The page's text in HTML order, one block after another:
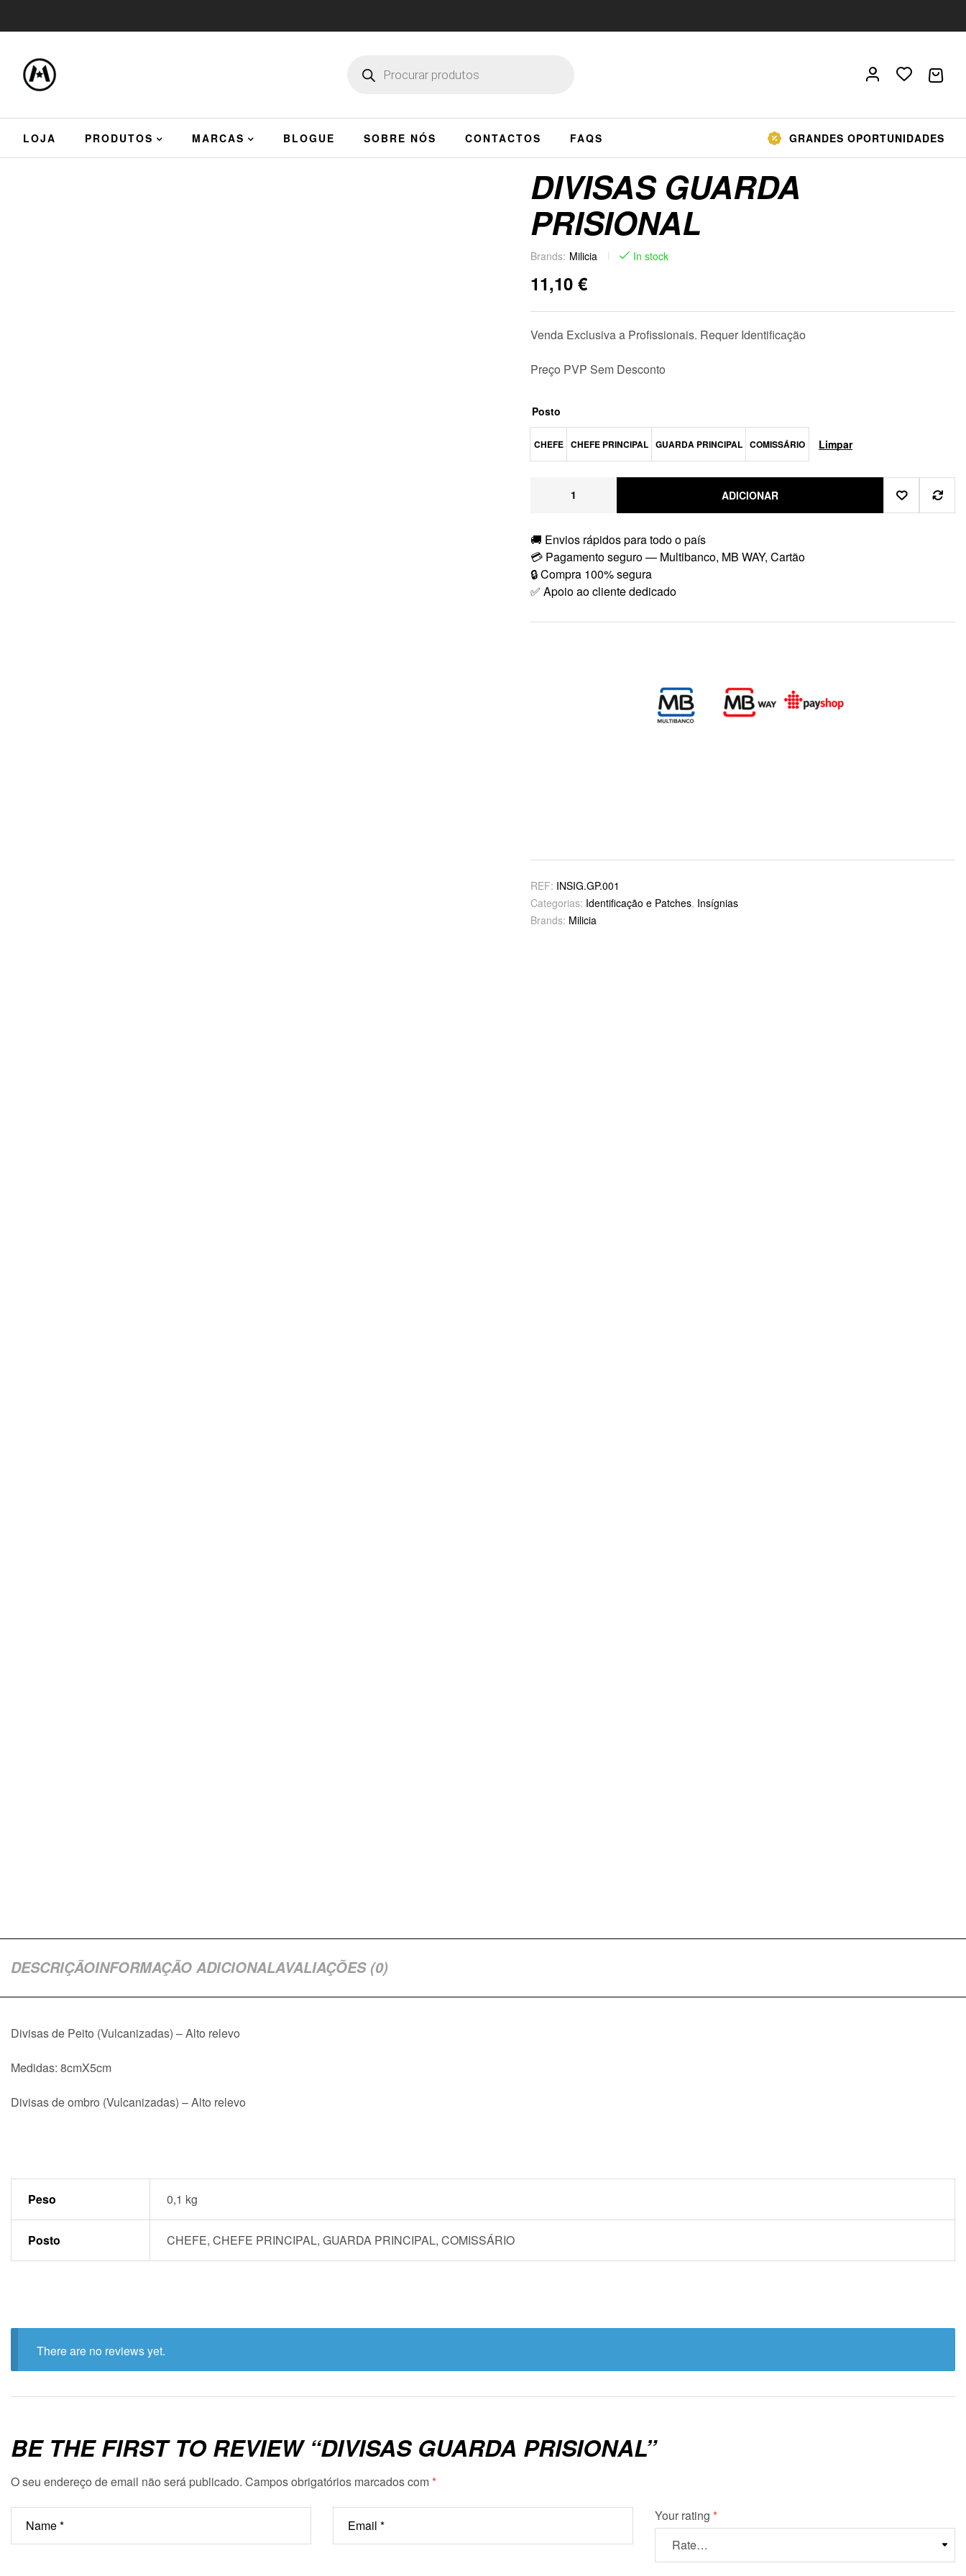
LOJA PRODUTOS MARCAS BLOGUE SOBRE NÓS CONTACTOS FAQS GRANDES OPORTUNIDADES
DIVISAS GUARDA
PRISIONAL
Brands: Milicia In stock
11,10 €
Venda Exclusiva a Profissionais. Requer Identificação
Preço PVP Sem Desconto
Posto
CHEFE CHEFE PRINCIPAL GUARDA PRINCIPAL COMISSÁRIO Limpar
ADICIONAR
🚚 Envios rápidos para todo o país
💳 Pagamento seguro — Multibanco, MB WAY, Cartão
🔒 Compra 100% segura
✅ Apoio ao cliente dedicado
REF: INSIG.GP.001
Categorias: Identificação e Patches, Insígnias
Brands: Milicia
DESCRIÇÃOINFORMAÇÃO ADICIONALAVALIAÇÕES (0)
Divisas de Peito (Vulcanizadas) – Alto relevo
Medidas: 8cmX5cm
Divisas de ombro (Vulcanizadas) – Alto relevo
Peso 0,1 kg
Posto CHEFE, CHEFE PRINCIPAL, GUARDA PRINCIPAL, COMISSÁRIO
There are no reviews yet.
BE THE FIRST TO REVIEW “DIVISAS GUARDA PRISIONAL”
O seu endereço de email não será publicado. Campos obrigatórios marcados com*
Your rating *